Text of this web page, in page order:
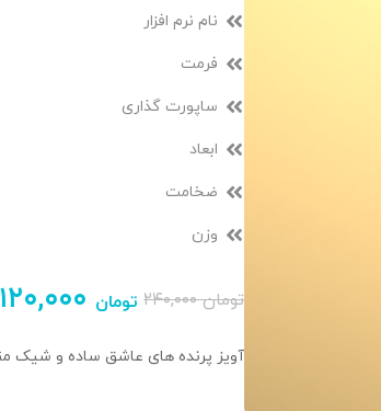
نام نرم افزار
فرمت
ساپورت گذاری
ابعاد
ضخامت
وزن
۲۴۰,۰۰۰تومان ۱۲۰,۰۰۰ تومان
آویز پرنده های عاشق ساده و شیک